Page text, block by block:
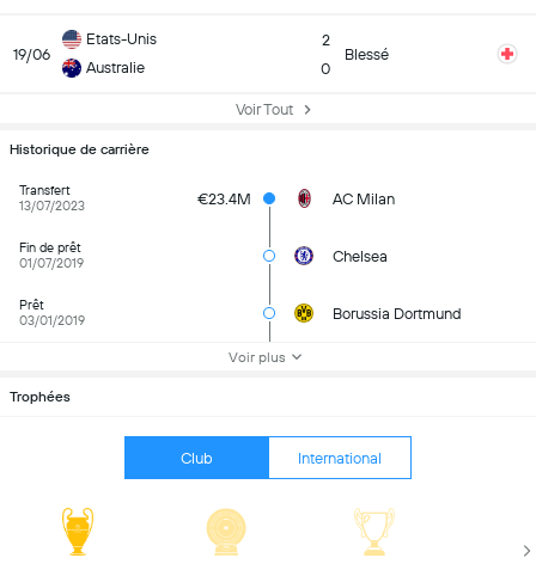
19/06
Etats-Unis
Australie
2
0
Blessé
Voir Tout
Historique de carrière
Transfert
13/07/2023
€23.4M AC Milan
Fin de prêt
01/07/2019
Chelsea
Prêt
03/01/2019
Borussia Dortmund
Voir plus
Trophées
Club International